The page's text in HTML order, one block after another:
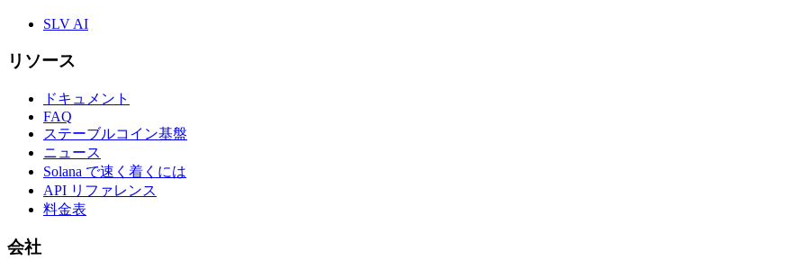
SLV AI
リソース
ドキュメント
FAQ
ステーブルコイン基盤
ニュース
Solana で速く着くには
API リファレンス
料金表
会社